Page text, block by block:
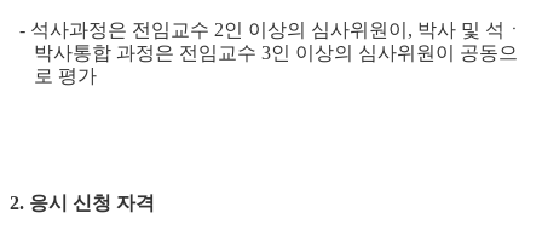
- 석사과정은 전임교수 2인 이상의 심사위원이 , 박사 및 석ㆍ
박사통합 과정은 전임교수 3인 이상의 심사위원이 공동으
로 평가
2. 응시 신청 자격